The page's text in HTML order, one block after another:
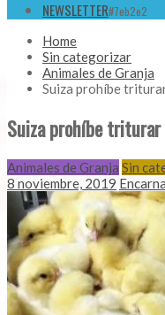
NEWSLETTER#7eb2e2
Home
Sin categorizar
Animales de Granja
Suiza prohíbe
Suiza prohíbe triturar
Animales de Granja Sin
8 noviembre, 2019